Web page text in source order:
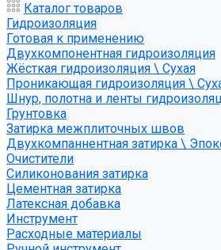
Каталог товаров
Гидроизоляция
Готовая к применению
Двухкомпонентная гидроизоляция
Жёсткая гидроизоляция \ Сухая
Проникающая гидроизоляция \
Шнур, полотна и ленты
Грунтовка
Затирка межплиточных швов
Двухкомпаннентная затирка \
Очистители
Силиконования затирка
Цементная затирка
Латексная добавка
Инструмент
Расходные материалы